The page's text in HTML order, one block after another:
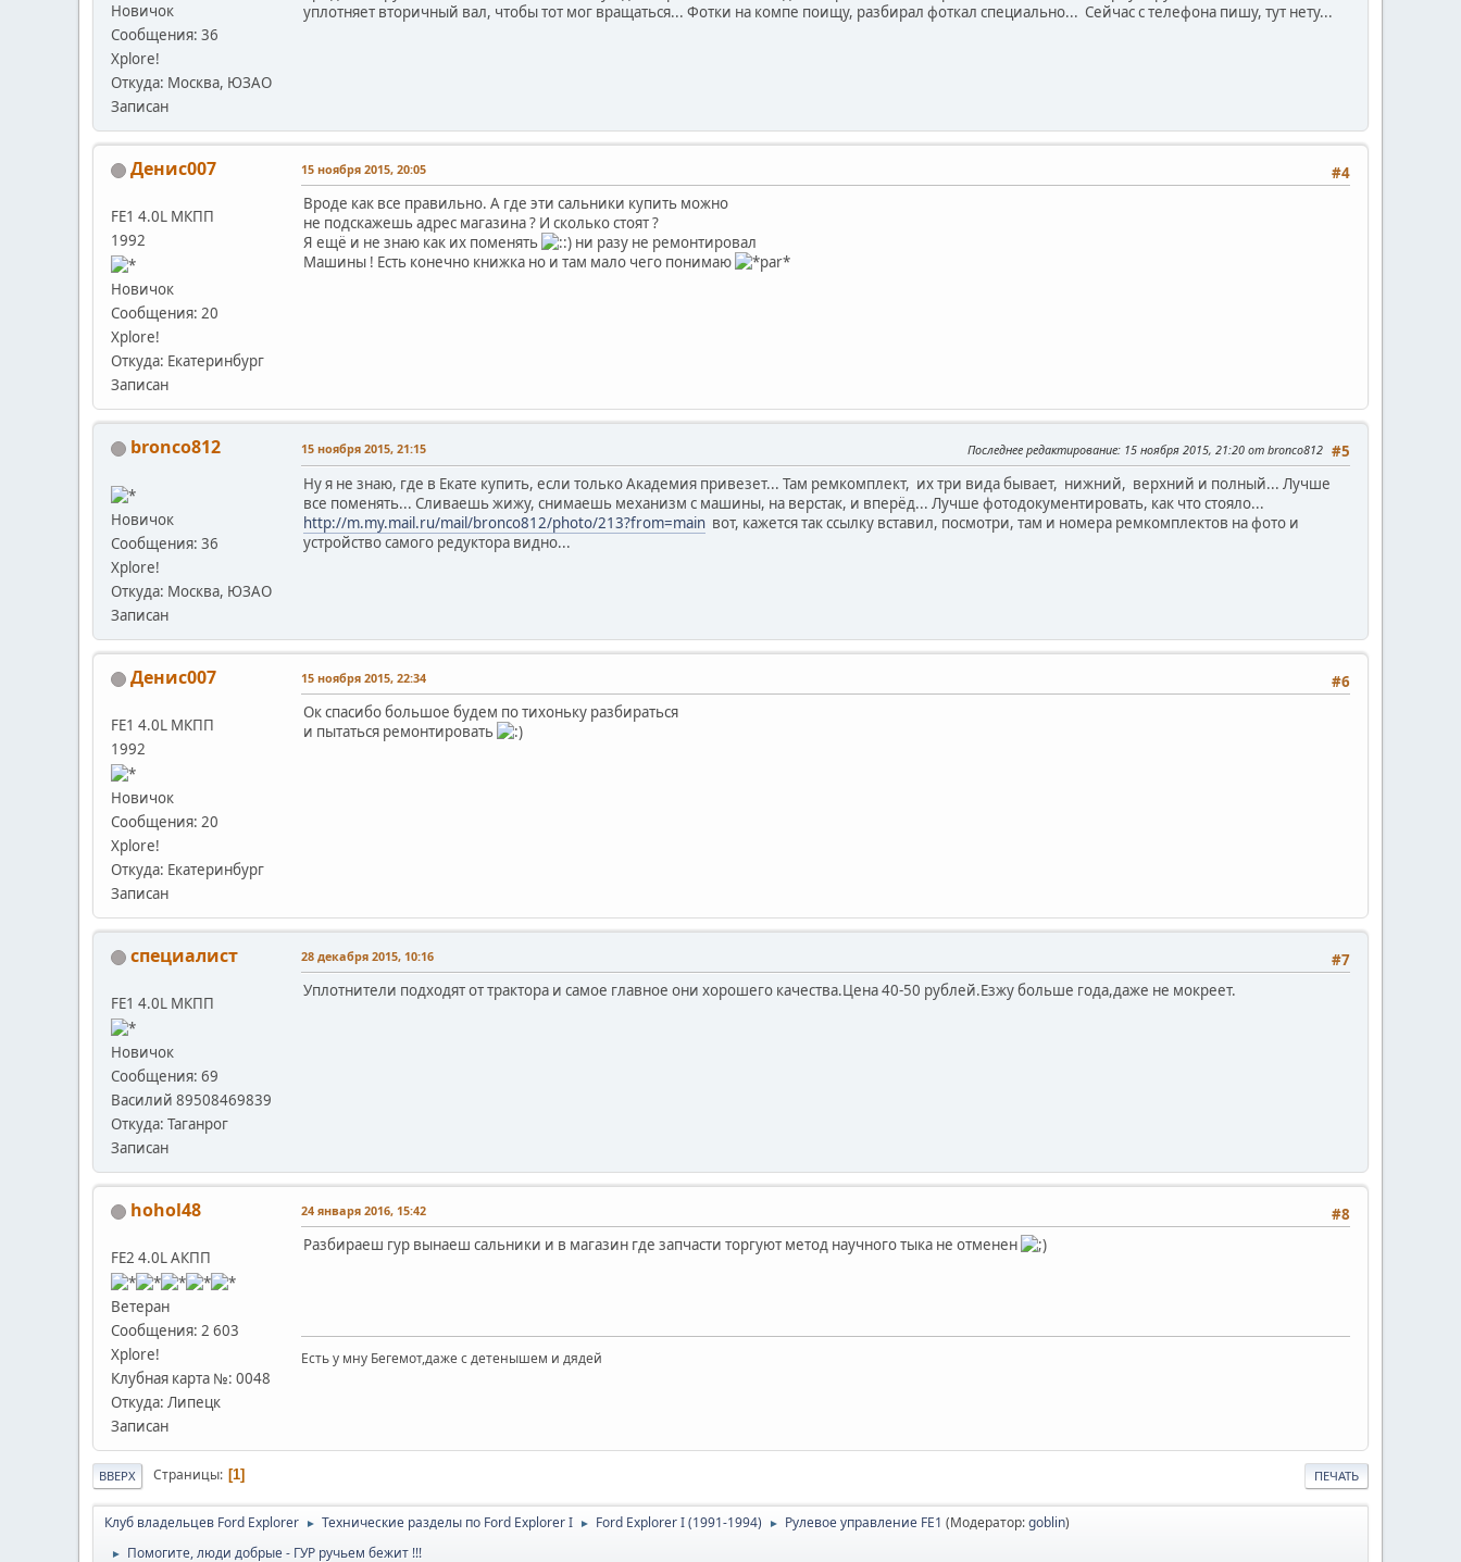
Новичок
Сообщения: 36
Xplore!
Откуда: Москва, ЮЗАО
Записан
уплотняет вторичный вал, чтобы тот мог вращаться... Фотки на компе поищу, разбирал фоткал специально... Сейчас с телефона пишу, тут нету...
Денис007
FE1 4.0L МКПП
1992
Новичок
Сообщения: 20
Xplore!
Откуда: Екатеринбург
Записан
#4
15 ноября 2015, 20:05
Вроде как все правильно. А где эти сальники купить можно
не подскажешь адрес магазина ? И сколько стоят ?
Я ещё и не знаю как их поменять
ни разу не ремонтировал
Машины ! Есть конечно книжка но и там мало чего понимаю
bronco812
Новичок
Сообщения: 36
Xplore!
Откуда: Москва, ЮЗАО
Записан
#5
15 ноября 2015, 21:15 Последнее редактирование: 15 ноября 2015, 21:20 от bronco812
Ну я не знаю, где в Екате купить, если только Академия привезет... Там ремкомплект, их три вида бывает, нижний, верхний и полный... Лучше
все поменять... Сливаешь жижу, снимаешь механизм с машины, на верстак, и вперёд... Лучше фотодокументировать, как что стояло...
http://m.my.mail.ru/mail/bronco812/photo/213?from=main вот, кажется так ссылку вставил, посмотри, там и номера ремкомплектов на фото и
устройство самого редуктора видно...
Денис007
FE1 4.0L МКПП
1992
Новичок
Сообщения: 20
Xplore!
Откуда: Екатеринбург
Записан
#6
15 ноября 2015, 22:34
Ок спасибо большое будем по тихоньку разбираться
и пытаться ремонтировать
специалист
FE1 4.0L МКПП
Новичок
Сообщения: 69
Василий 89508469839
Откуда: Таганрог
Записан
#7
28 декабря 2015, 10:16
Уплотнители подходят от трактора и самое главное они хорошего качества.Цена 40-50 рублей.Езжу больше года,даже не мокреет.
hohol48
FE2 4.0L АКПП
Ветеран
Сообщения: 2 603
Xplore!
Клубная карта №: 0048
Откуда: Липецк
Записан
#8
24 января 2016, 15:42
Разбираеш гур вынаеш сальники и в магазин где запчасти торгуют метод научного тыка не отменен
Есть у мну Бегемот,даже с детенышем и дядей
ПЕЧАТЬ
ВВЕРХ Страницы 1
Клуб владельцев Ford Explorer ► Технические разделы по Ford Explorer I ► Ford Explorer I (1991-1994) ► Рулевое управление FE1 (Модератор:goblin)
► Помогите, люди добрые - ГУР ручьем бежит !!!